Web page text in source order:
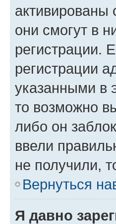
активированы
они смогут в
регистрации.
регистрации
указанными в
то возможно
либо он
ввели
не получили,
Вернуться
Я давно